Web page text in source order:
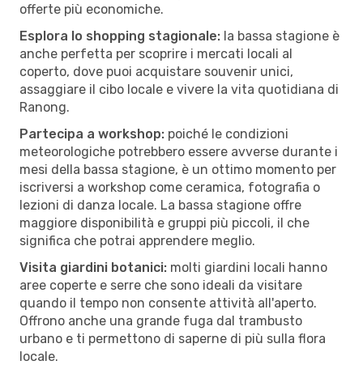
offerte più economiche.
Esplora lo shopping stagionale: la bassa stagione è
anche perfetta per scoprire i mercati locali al
coperto, dove puoi acquistare souvenir unici,
assaggiare il cibo locale e vivere la vita quotidiana di
Ranong.
Partecipa a workshop: poiché le condizioni
meteorologiche potrebbero essere avverse durante i
mesi della bassa stagione, è un ottimo momento per
iscriversi a workshop come ceramica, fotografia o
lezioni di danza locale. La bassa stagione offre
maggiore disponibilità e gruppi più piccoli, il che
significa che potrai apprendere meglio.
Visita giardini botanici: molti giardini locali hanno
aree coperte e serre che sono ideali da visitare
quando il tempo non consente attività all'aperto.
Offrono anche una grande fuga dal trambusto
urbano e ti permettono di saperne di più sulla flora
locale.